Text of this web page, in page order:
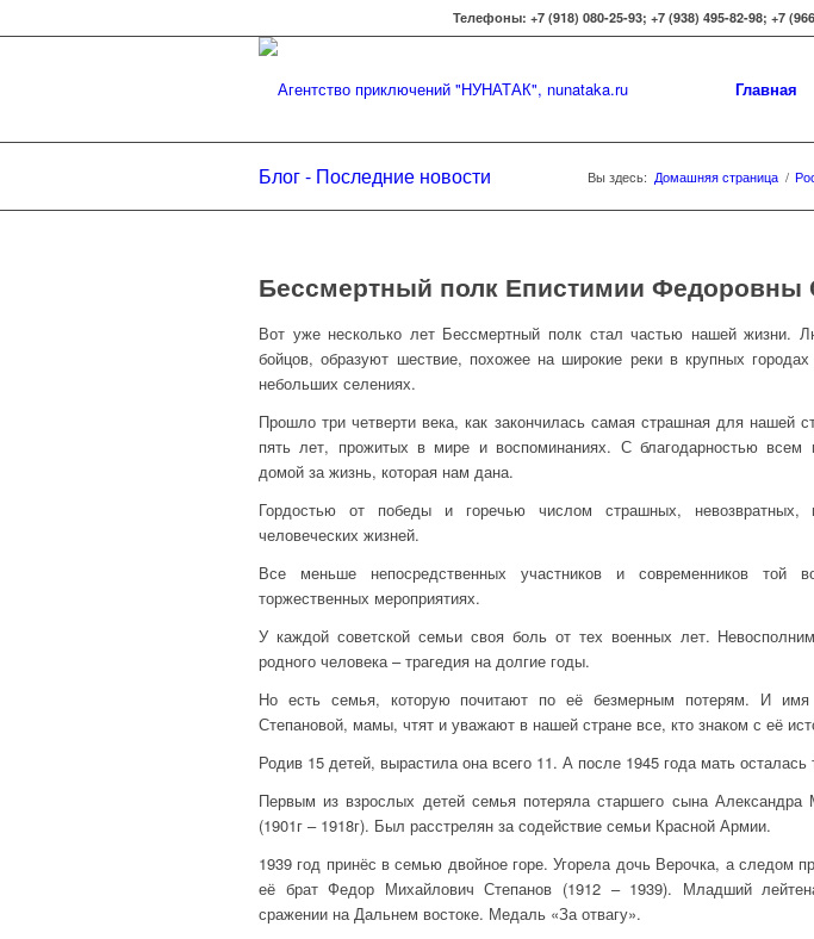
Телефоны: +7 (918) 080-25-93; +7 (938) 495-82-98; +7
Главная
Блог - Последние новости Вы здесь: Домашняя страница /
Бессмертный полк Епистимии Федоровны
Вот уже несколько лет Бессмертный полк стал частью нашей жизни.
бойцов, образуют шествие, похожее на широкие реки в крупных
небольших селениях.
Прошло три четверти века, как закончилась самая страшная для нашей
пять лет, прожитых в мире и воспоминаниях. С благодарностью
домой за жизнь, которая нам дана.
Гордостью от победы и горечью числом страшных, невозвратных,
человеческих жизней.
Все меньше непосредственных участников и современников той
торжественных мероприятиях.
У каждой советской семьи своя боль от тех военных лет.
родного человека – трагедия на долгие годы.
Но есть семья, которую почитают по её безмерным потерям. И имя
Степановой, мамы, чтят и уважают в нашей стране все, кто знаком с её
Родив 15 детей, вырастила она всего 11. А после 1945 года мать осталась
Первым из взрослых детей семья потеряла старшего сына Александра
(1901г – 1918г). Был расстрелян за содействие семьи Красной Армии.
1939 год принёс в семью двойное горе. Угорела дочь Верочка, а следом
её брат Федор Михайлович Степанов (1912 – 1939). Младший
сражении на Дальнем востоке. Медаль «За отвагу».